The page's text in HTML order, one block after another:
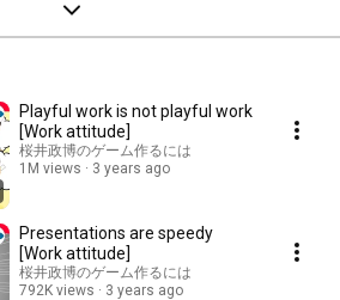
Playful work is not playful work
[Work attitude]
桜井政博のゲーム作るには
1M views
3 years ago
Presentations are speedy
[Work attitude]
桜井政博のゲーム作るには
792K views
3 years ago